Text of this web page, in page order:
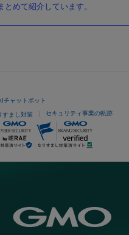
めて紹介しています。
チャットボット
すまし対策 セキュリティ事業の軌跡